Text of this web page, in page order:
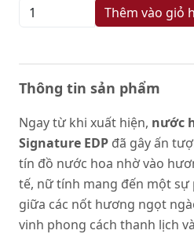
Thêm vào giỏ
Thông tin sản phẩm
Ngay từ khi xuất hiện, nước
Signature EDP đã gây ấn
tín đồ nước hoa nhờ vào
tế, nữ tính mang đến một sự
giữa các nốt hương ngọt
vinh phong cách thanh lịch